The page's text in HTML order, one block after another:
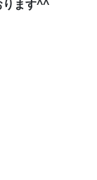
ります^^